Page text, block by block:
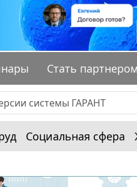
Стать партнером
Социальная сфера